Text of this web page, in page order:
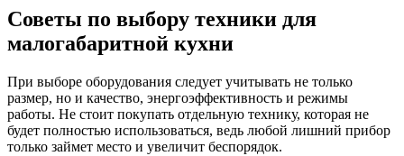
Советы по выбору техники для
малогабаритной кухни
При выборе оборудования следует учитывать не только
размер, но и качество, энергоэффективность и режимы
работы. Не стоит покупать отдельную технику, которая не
будет полностью использоваться, ведь любой лишний прибор
только займет место и увеличит беспорядок.